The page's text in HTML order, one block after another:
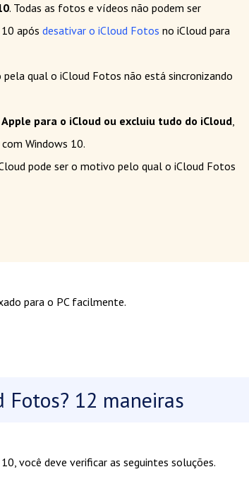
. Todas as fotos e vídeos não podem ser
após desativar o iCloud Fotos no iCloud para
pela qual o iCloud Fotos não está sincronizando
para o iCloud ou excluiu tudo do iCloud,
Windows 10.
pode ser o motivo pelo qual o iCloud Fotos
para o PC facilmente.
Fotos? 12 maneiras
você deve verificar as seguintes soluções.